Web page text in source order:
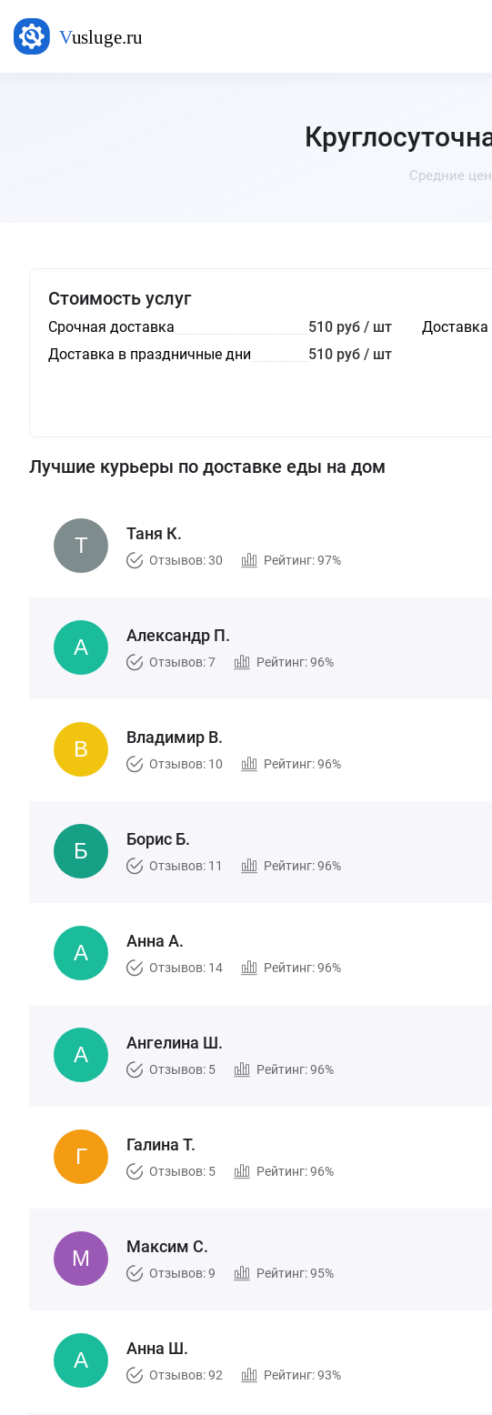
Средние
Стоимость услуг
Срочная доставка 510 руб / шт Доставка
Доставка в праздничные дни
510 руб / шт
Лучшие курьеры по доставке еды на дом
Таня К.
Отзывов: 30 Рейтинг: 97%
Александр П.
Отзывов: 7 Рейтинг: 96%
Владимир В.
Отзывов: 10 Рейтинг: 96%
Борис Б.
Отзывов: 11 Рейтинг: 96%
Анна А.
Отзывов: 14 Рейтинг: 96%
Ангелина Ш.
Отзывов: 5 Рейтинг: 96%
Галина Т.
Отзывов: 5 Рейтинг: 96%
Максим С.
Отзывов: 9 Рейтинг: 95%
Анна Ш.
Отзывов: 92 Рейтинг: 93%